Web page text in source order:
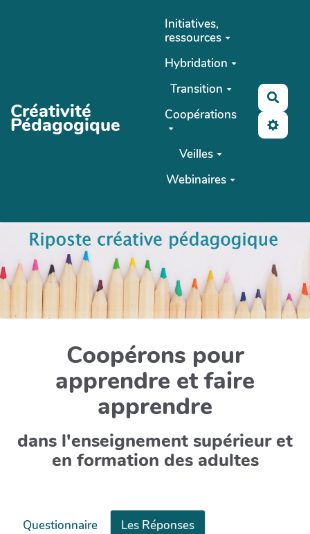
Créativité
Pédagogique
Initiatives,
ressources
Hybridation
Transition
Coopérations
Veilles
Webinaires
Coopérons pour
apprendre et faire
apprendre
dans l'enseignement supérieur et
en formation des adultes
Questionnaire Les Réponses